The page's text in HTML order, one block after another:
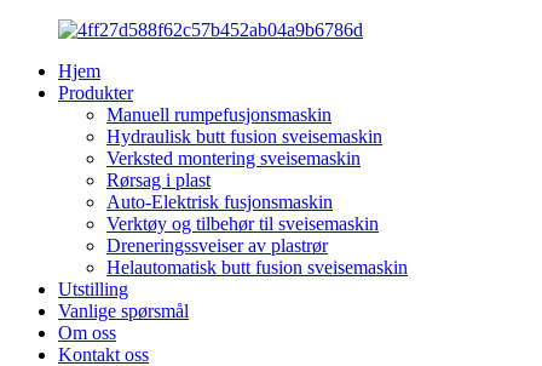
Hjem
Produkter
Manuell rumpefusjonsmaskin
Hydraulisk butt fusion sveisemaskin
Verksted montering sveisemaskin
Rørsag i plast
Auto-Elektrisk fusjonsmaskin
Verktøy og tilbehør til sveisemaskin
Dreneringssveiser av plastrør
Helautomatisk butt fusion sveisemaskin
Utstilling
Vanlige spørsmål
Om oss
Kontakt oss